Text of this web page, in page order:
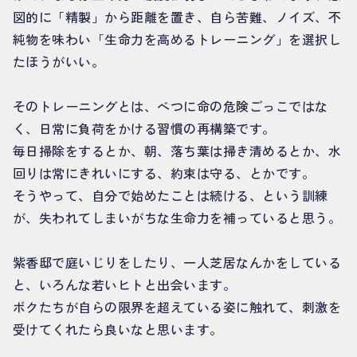
図的に「精製」から距離を置き、自ら苦難、ノイズ、不
純物を味わい「生命力を高めるトレーニング」を選択し
たほうがいい。
そのトレーニングとは、べつに命の危険ごっこではな
く、日常に負荷をかける習慣の再構築です。
毎日掃除をするとか、朝、落ち葉は掃き清めるとか、水
回りは常にきれいにする、約束は守る、とかです。
そうやって、自分で始めたことは続ける、という訓練
が、失われてしまいがちな生命力を補っていると思う。
紫香邸で庭いじりをしたり、一人芝居なんかをしている
と、いろんな若いヒトと出会います。
ボクたちが自らの限界を超えている姿に触れて、刺激を
受けてくれたら良いなと思います。